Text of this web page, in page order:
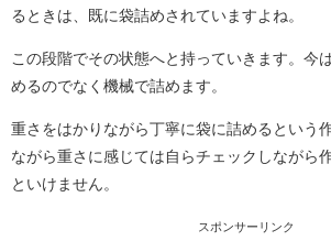
るときは、既に袋詰めされていますよね。
この段階でその状態へと持っていきます。今
めるのでなく機械で詰めます。
重さをはかりながら丁寧に袋に詰めるという
ながら重さに感じては自らチェックしながら
といけません。
スポンサーリンク